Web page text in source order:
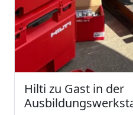
Hilti zu Gast in der